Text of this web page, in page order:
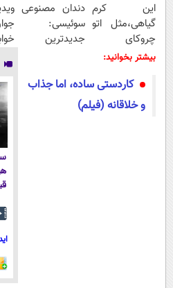
این کرم
گیاهی،مثل اتو
چروکای
پوستتوصاف
دندان مصنوعی
سوئیسی:
جدیدترین
پرداخت قسطی
بیشتر بخوانید:
کاردستی ساده، اما جذاب
و خلاقانه (فیلم)